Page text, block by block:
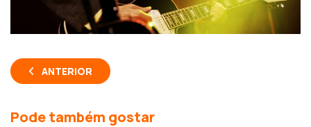
ANTERIOR
Pode também gostar